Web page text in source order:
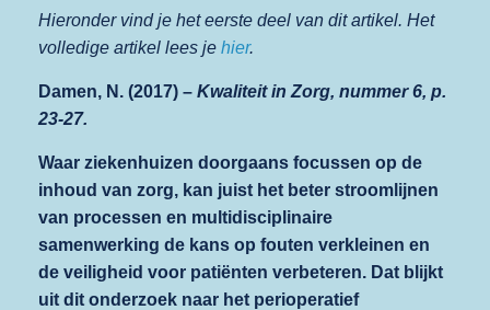
Hieronder vind je het eerste deel van dit artikel. Het
volledige artikel lees je hier.
Damen, N. (2017) – Kwaliteit in Zorg, nummer 6, p.
23-27.
Waar ziekenhuizen doorgaans focussen op de
inhoud van zorg, kan juist het beter stroomlijnen
van processen en multidisciplinaire
samenwerking de kans op fouten verkleinen en
de veiligheid voor patiënten verbeteren. Dat blijkt
uit dit onderzoek naar het perioperatief